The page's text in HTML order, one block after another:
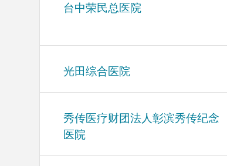
台中荣民总医院
光田综合医院
秀传医疗财团法人彰滨秀传纪念
医院